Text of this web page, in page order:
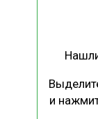
ДИСКУССИЯ
и